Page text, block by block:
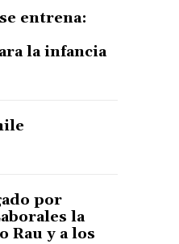
entrena:
la infancia
por
la
Rau y a los